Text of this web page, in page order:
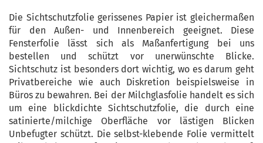
Die Sichtschutzfolie gerissenes Papier ist gleichermaßen
für den Außen- und Innenbereich geeignet. Diese
Fensterfolie lässt sich als Maßanfertigung bei uns
bestellen und schützt vor unerwünschte Blicke.
Sichtschutz ist besonders dort wichtig, wo es darum geht
Privatbereiche wie auch Diskretion beispielsweise in
Büros zu bewahren. Bei der Milchglasfolie handelt es sich
um eine blickdichte Sichtschutzfolie, die durch eine
satinierte/milchige Oberfläche vor lästigen Blicken
Unbefugter schützt. Die selbst-klebende Folie vermittelt